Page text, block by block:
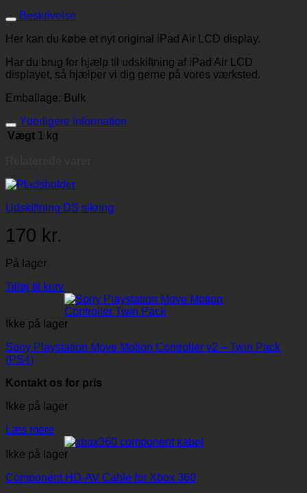
Beskrivelse
Her kan du købe et nyt original iPad Air LCD display.
Har du brug for hjælp til udskiftning af iPad Air LCD
displayet, så hjælper vi dig gerne på vores værksted.
Emballage: Bulk
Yderligere information
Vægt 1 kg
Udskiftning DS sikring
170 kr.
På lager
Tilføj til kurv
Ikke på lager
Sony Playstation Move Motion Controller v2 – Twin Pack
(PS4)
Kontakt os for pris
Ikke på lager
Læs mere
Ikke på lager
Component HD-AV Cable for Xbox 360